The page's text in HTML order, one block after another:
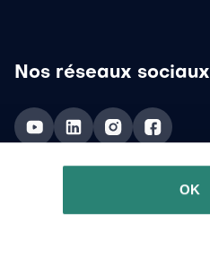
OK
Nos réseaux sociaux